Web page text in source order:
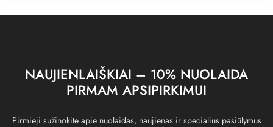
NAUJIENLAIŠKIAI – 10% NUOLAIDA
PIRMAM APSIPIRKIMUI
Pirmieji sužinokite apie nuolaidas, naujienas ir specialius pasiūlymus